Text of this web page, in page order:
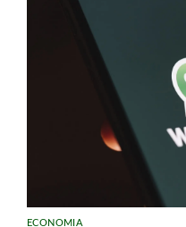
ECONOMIA